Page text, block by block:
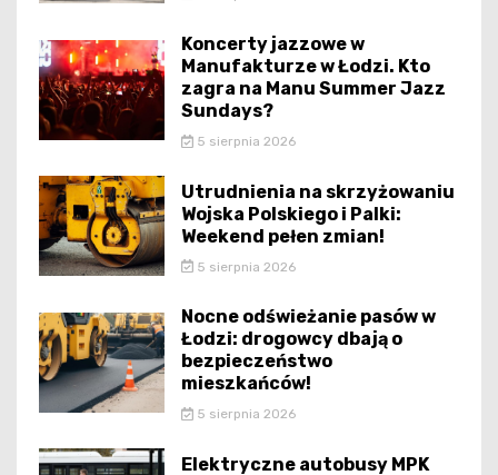
Koncerty jazzowe w
Manufakturze w Łodzi. Kto
zagra na Manu Summer Jazz
Sundays?
5 sierpnia 2026
Utrudnienia na skrzyżowaniu
Wojska Polskiego i Palki:
Weekend pełen zmian!
5 sierpnia 2026
Nocne odświeżanie pasów w
Łodzi: drogowcy dbają o
bezpieczeństwo
mieszkańców!
5 sierpnia 2026
Elektryczne autobusy MPK